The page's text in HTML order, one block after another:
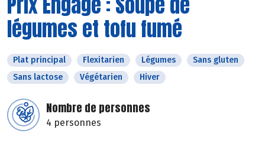
légumes et tofu fumé
Plat principal Flexitarien Légumes
Sans gluten
Sans lactose
Végétarien Hiver
Nombre de personnes
4 personnes